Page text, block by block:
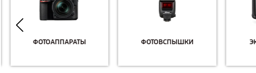
ФОТОАППАРАТЫ ФОТОВСПЫШКИ